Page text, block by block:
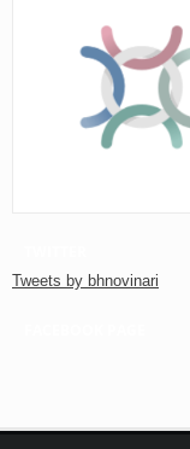
Tweets by bhnovinari